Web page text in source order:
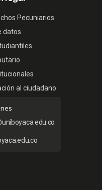
Pecuniarios
datos
al ciudadano